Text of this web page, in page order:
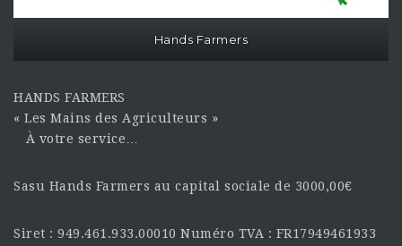
Hands Farmers
HANDS FARMERS
« Les Mains des Agriculteurs »
À votre service…
Sasu Hands Farmers au capital sociale de 3000,00€
Siret : 949.461.933.00010 Numéro TVA : FR17949461933